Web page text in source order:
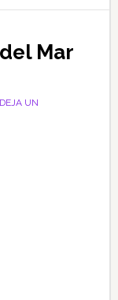
Mar
DEJA UN